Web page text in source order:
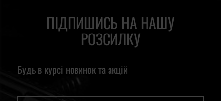
ПІДПИШИСЬ НА НАШУ
РОЗСИЛКУ
Будь в курсі новинок та акцій